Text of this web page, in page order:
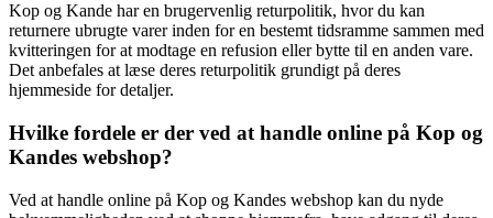
Kop og Kande har en brugervenlig returpolitik, hvor du kan
returnere ubrugte varer inden for en bestemt tidsramme sammen med
kvitteringen for at modtage en refusion eller bytte til en anden vare.
Det anbefales at læse deres returpolitik grundigt på deres
hjemmeside for detaljer.
Hvilke fordele er der ved at handle online på Kop og
Kandes webshop?
Ved at handle online på Kop og Kandes webshop kan du nyde